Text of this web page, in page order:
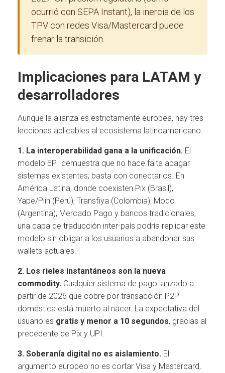
ocurrió con SEPA Instant), la inercia de los
TPV con redes Visa/Mastercard puede
frenar la transición.
Implicaciones para LATAM y
desarrolladores
Aunque la alianza es estrictamente europea, hay tres
lecciones aplicables al ecosistema latinoamericano:
1. La interoperabilidad gana a la unificación. El
modelo EPI demuestra que no hace falta apagar
sistemas existentes; basta con conectarlos. En
América Latina, donde coexisten Pix (Brasil),
Yape/Plin (Perú), Transfiya (Colombia), Modo
(Argentina), Mercado Pago y bancos tradicionales,
una capa de traducción inter-país podría replicar este
modelo sin obligar a los usuarios a abandonar sus
wallets actuales.
2. Los rieles instantáneos son la nueva
commodity. Cualquier sistema de pago lanzado a
partir de 2026 que cobre por transacción P2P
doméstica está muerto al nacer. La expectativa del
usuario es gratis y menor a 10 segundos, gracias al
precedente de Pix y UPI.
3. Soberanía digital no es aislamiento. El
argumento europeo no es cortar Visa y Mastercard,